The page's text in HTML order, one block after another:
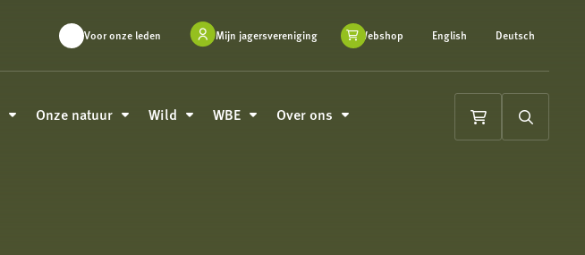
Voor onze leden Mijn jagersvereniging Webshop English Deutsch
Onze natuur Wild WBE Over ons
Winkelwagen
Zoeken